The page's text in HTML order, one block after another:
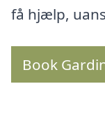
få hjælp,
Book